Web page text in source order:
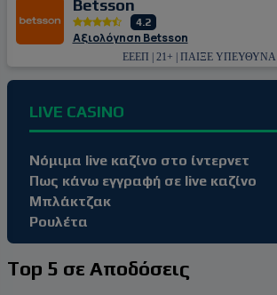
Betsson
4.2
Αξιολόγηση Betsson
ΕΕΕΠ | 21+ | ΠΑΙΞΕ ΥΠΕΥΘΥΝΑ
LIVE CASINO
Νόμιμα live καζίνο στο ίντερνετ
Πως κάνω εγγραφή σε live καζίνο
Μπλάκτζακ
Ρουλέτα
Top 5 σε Αποδόσεις